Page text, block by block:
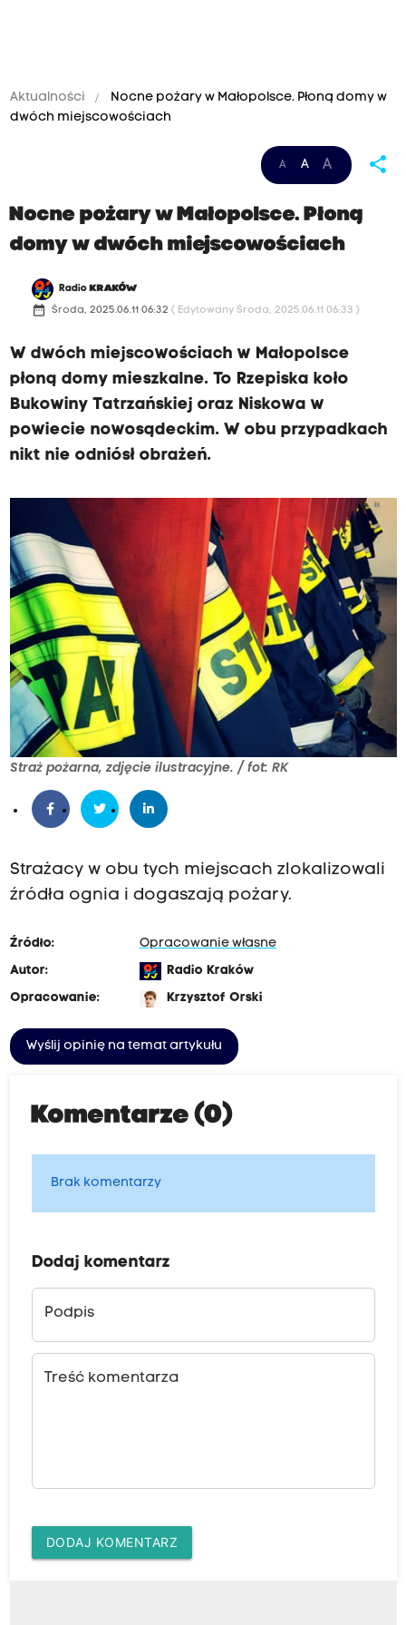
Aktualności
Nocne pożary w Małopolsce. Płoną domy w
dwóch miejscowościach
A A A share
Nocne pożary w Małopolsce. Płoną
domy w dwóch miejscowościach
Radio KRAKÓW
date_range Środa, 2025.06.11 06:32 ( Edytowany Środa, 2025.06.11 06:33 )
W dwóch miejscowościach w Małopolsce
płoną domy mieszkalne. To Rzepiska koło
Bukowiny Tatrzańskiej oraz Niskowa w
powiecie nowosądeckim. W obu przypadkach
nikt nie odniósł obrażeń.
Straż pożarna, zdjęcie ilustracyjne. / fot: RK
Strażacy w obu tych miejscach zlokalizowali
źródła ognia i dogaszają pożary.
Źródło:
Opracowanie własne
Autor:
Radio Kraków
Opracowanie:
Krzysztof Orski
Wyślij opinię na temat artykułu
Komentarze (0)
Brak komentarzy
Dodaj komentarz
Podpis
Treść komentarza
DODAJ KOMENTARZ